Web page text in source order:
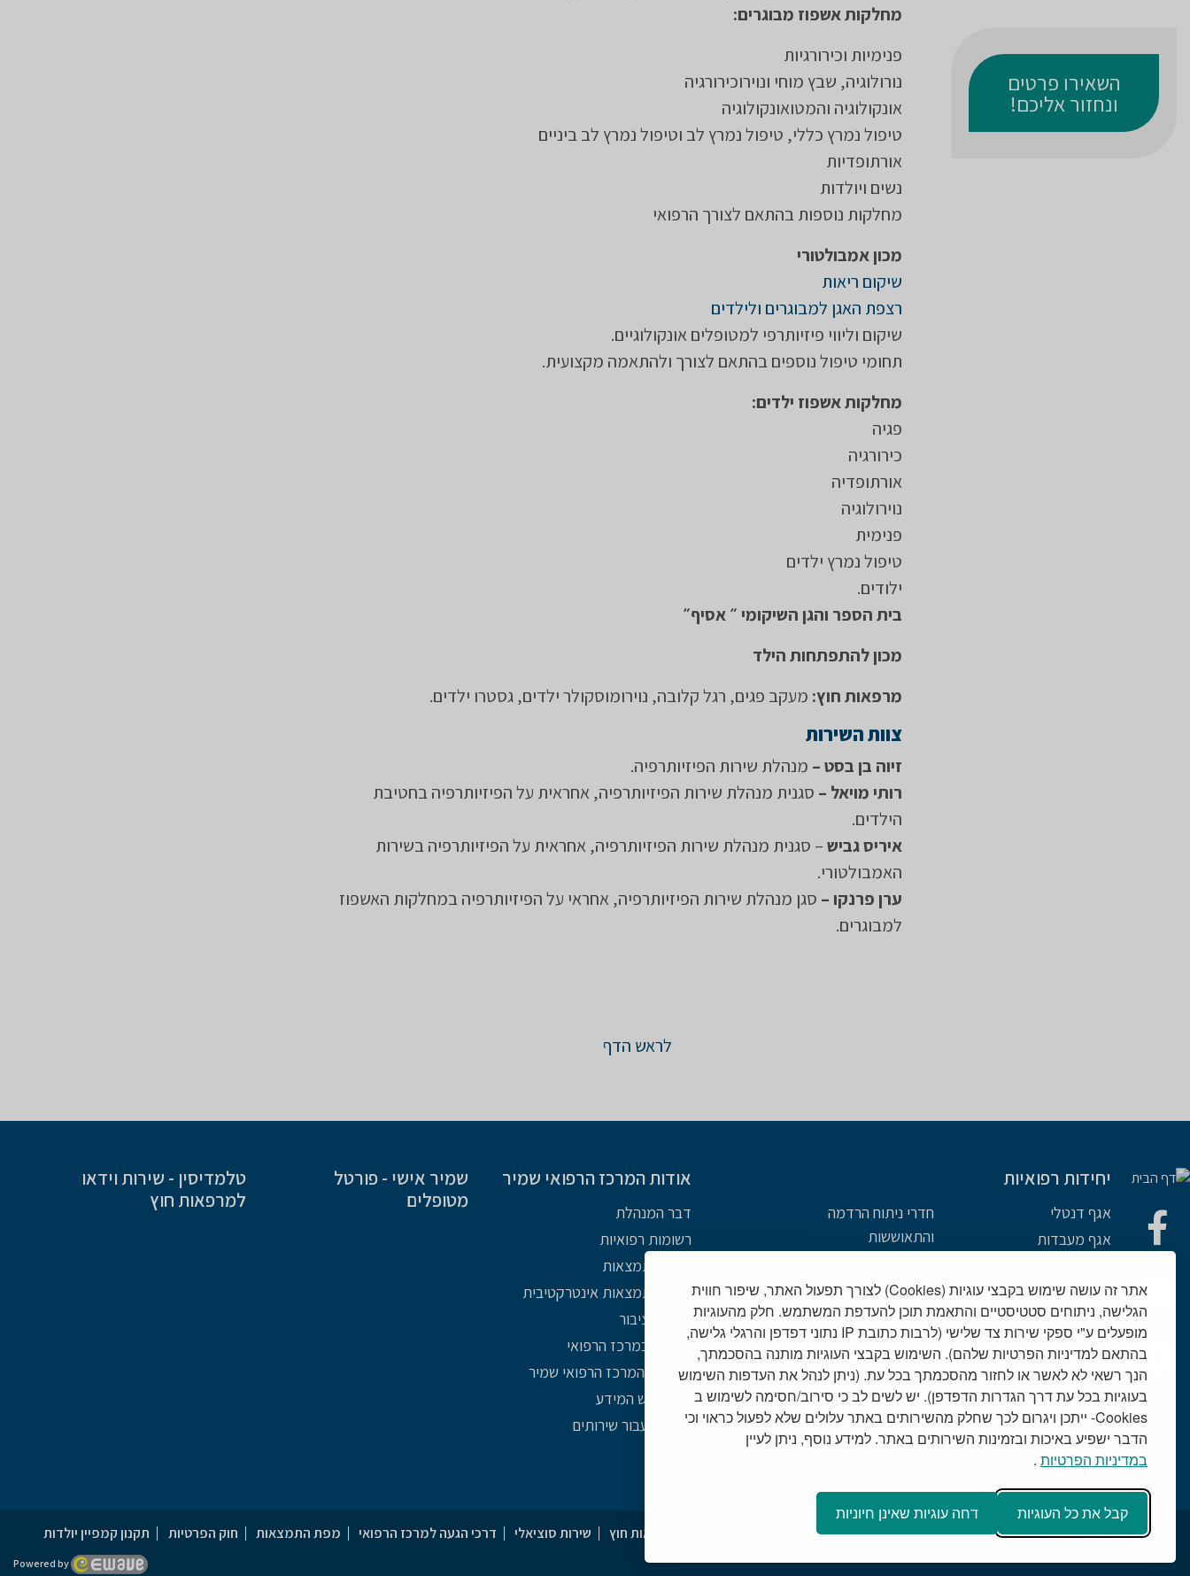
אתר זה עושה שימוש בקבצי עוגיות (Cookies) לצורך תפעול האתר, שיפור חווית
הגלישה, ניתוחים סטטיסטיים והתאמת תוכן להעדפת המשתמש. חלק מהעוגיות
מופעלים ע"י ספקי שירות צד שלישי (לרבות כתובת IP נתוני דפדפן והרגלי גלישה,
בהתאם למדיניות הפרטיות שלהם). השימוש בקבצי העוגיות מותנה בהסכמתך,
הנך רשאי לא לאשר או לחזור מהסכמתך בכל עת. (ניתן לנהל את העדפות השימוש
בעוגיות בכל עת דרך הגדרות הדפדפן). יש לשים לב כי סירוב/חסימה לשימוש ב
Cookies- ייתכן ויגרום לכך שחלק מהשירותים באתר עלולים שלא לפעול כראוי וכי
הדבר ישפיע באיכות ובזמינות השירותים באתר. למידע נוסף, ניתן לעיין
במדיניות הפרטיות .
קבל את כל העוגיות דחה עוגיות שאינן חיוניות
השאירו פרטים
ונחזור אליכם!
מחלקות אשפוז מבוגרים:
פנימיות וכירורגיות
נורולוגיה, שבץ מוחי ונוירוכירורגיה
אונקולוגיה והמטואונקולוגיה
טיפול נמרץ כללי, טיפול נמרץ לב וטיפול נמרץ לב ביניים
אורתופדיות
נשים ויולדות
מחלקות נוספות בהתאם לצורך הרפואי
מכון אמבולטורי
שיקום ריאות
רצפת האגן למבוגרים ולילדים
שיקום וליווי פיזיותרפי למטופלים אונקולוגיים.
תחומי טיפול נוספים בהתאם לצורך ולהתאמה מקצועית.
מחלקות אשפוז ילדים:
פגיה
כירורגיה
אורתופדיה
נוירולוגיה
פנימית
טיפול נמרץ ילדים
ילודים.
בית הספר והגן השיקומי ״ אסיף״
מכון להתפתחות הילד
מרפאות חוץ: מעקב פגים, רגל קלובה, נוירומוסקולר ילדים, גסטרו ילדים.
צוות השירות
זיוה בן בסט – מנהלת שירות הפיזיותרפיה.
רותי מויאל – סגנית מנהלת שירות הפיזיותרפיה, אחראית על הפיזיותרפיה בחטיבת
הילדים.
איריס גביש– סגנית מנהלת שירות הפיזיותרפיה, אחראית על הפיזיותרפיה בשירות
האמבולטורי.
ערן פרנקו – סגן מנהלת שירות הפיזיותרפיה, אחראי על הפיזיותרפיה במחלקות האשפוז
למבוגרים.
לראש הדף
יחידות רפואיות
אגף דנטלי
אגף מעבדות
אורתופדיה חטיבה
אף אוזן גרון חטיבה
ילדים חטיבה
כירורגיה חטיבה
נשים ויולדות חטיבה
פנימית חטיבה
חדרי ניתוח הרדמה
והתאוששות
מחלקות מנתחות
מערך הדימות
מערך המטולוגי
מערך הנוירולוגי
מערך עיניים
מערך קרדיולוגי
פיזיותרפיה
אודות המרכז הרפואי שמיר
דבר המנהלת
רשומות רפואיות
מפת התמצאות
מפת התמצאות אינטרקטיבית
פניות הציבור
אתיקה במרכז הרפואי
תולדות המרכז הרפואי שמיר
חוק חופש המידע
תשלום עבור שירותים
שמיר אישי - פורטל
מטופלים
טלמדיסין - שירות וידאו
למרפאות חוץ
תנאי שימוש באתר דרושים בשמיר מכרזים הצהרת נגישות טלמדיסין - שירות וידאו למרפאות חוץ שירות סוציאלי דרכי הגעה למרכז הרפואי מפת התמצאות חוק הפרטיות תקנון קמפיין יולדות
Powered by